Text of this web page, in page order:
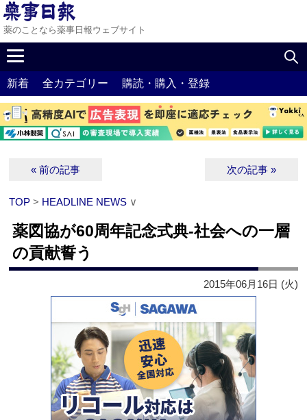
薬のことなら薬事日報ウェブサイト
新着 全カテゴリー 購読・購入・登録
« 前の記事 次の記事 »
TOP > HEADLINE NEWS ∨
薬図協が60周年記念式典‐社会への一層
の貢献誓う
2015年06月16日 (火)